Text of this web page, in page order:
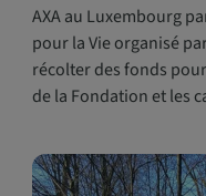
AXA au Luxembourg
pour la Vie organisé
récolter des fonds
de la Fondation et les